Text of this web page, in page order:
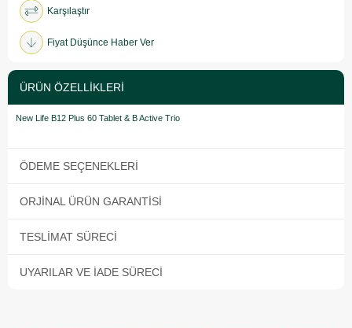
Karşılaştır
Fiyat Düşünce Haber Ver
ÜRÜN ÖZELLIKLERI
New Life B12 Plus 60 Tablet & B Active Trio
ÖDEME SEÇENEKLERI
ORJINAL ÜRÜN GARANTISI
TESLIMAT SÜRECI
UYARILAR VE İADE SÜRECI